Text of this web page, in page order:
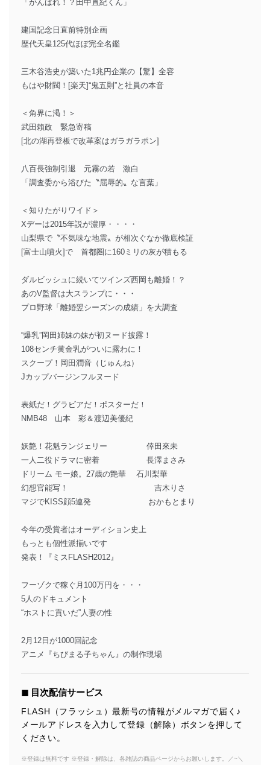
「がんばれ！？田中直紀くん」
建国記念日直前特別企画
歴代天皇125代ほぼ完全名鑑
三木谷浩史が築いた1兆円企業の【驚】全容
もはや財閥！[楽天]“鬼五則”と社員の本音
＜角界に渇！＞
武田賴政 緊急寄稿
[北の湖再登板で改革案はガラガラポン]
八百長強制引退 元霧の若 激白
「調査委から浴びた〝屈辱的〟な言葉」
＜知りたがりワイド＞
Xデーは2015年説が濃厚・・・・
山梨県で〝不気味な地震〟が相次ぐなか徹底検証
[富士山噴火]で 首都圏に160ミリの灰が積もる
ダルビッシュに続いてツインズ西岡も離婚！？
あのV監督は大スランプに・・・
プロ野球「離婚翌シーズンの成績」を大調査
“爆乳”岡田姉妹の妹が初ヌード披露！
108センチ黄金乳がついに露わに！
スクープ！岡田潤音（じゅんね）
Jカップバージンフルヌード
表紙だ！グラビアだ！ポスターだ！
NMB48 山本 彩＆渡辺美優紀
妖艶！花魁ランジェリー 倖田來未
一人二役ドラマに密着 長澤まさみ
ドリーム モー娘。27歳の艶華 石川梨華
幻想官能写！ 吉木りさ
マジでKISS顔5連発 おかもとまり
今年の受賞者はオーディション史上
もっとも個性派揃いです
発表！『ミスFLASH2012』
フーゾクで稼ぐ月100万円を・・・
5人のドキュメント
“ホストに貢いだ”人妻の性
2月12日が1000回記念
アニメ『ちびまる子ちゃん』の制作現場
◼︎ 目次配信サービス
FLASH（フラッシュ）最新号の情報がメルマガで届く♪
メールアドレスを入力して登録（解除）ボタンを押して
ください。
※登録は無料です ※登録・解除は、各雑誌の商品ページからお願いします。／~＼